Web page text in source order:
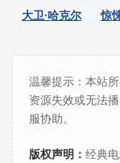
大卫·哈克尔
惊
温馨提示：本站
资源失效或无法
服协助。
版权声明： 经典